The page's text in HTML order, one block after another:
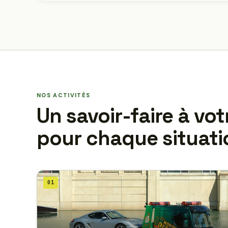
NOS ACTIVITÉS
Un savoir-faire à
pour chaque
01